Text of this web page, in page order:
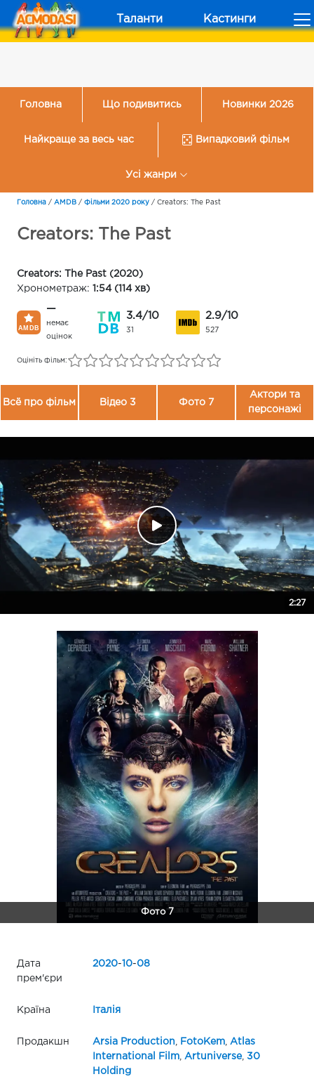
Таланти Кастинги
Головна Що подивитись Новинки 2026
Найкраще за весь час Випадковий фільм
Усі жанри
Головна / AMDB / Фільми 2020 року / Creators: The Past
Creators: The Past
Creators: The Past (2020)
Хронометраж: 1:54 (114 хв)
—
немає
оцінок
3.4/10
31
2.9/10
527
Оцініть фільм:
Всё про фільм Відео 3 Фото 7
Актори та
персонажі
2:27
Фото 7
Дата
прем'єри
2020-10-08
Країна Італія
Продакшн Arsia Production FotoKem,
Atlas
International Film, Artuniverse, 30
Holding